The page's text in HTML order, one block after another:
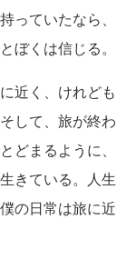
っていたなら、
ぼくは信じる。
近く、けれども
して、旅が終わ
どまるように、
きている。人生
の日常は旅に近